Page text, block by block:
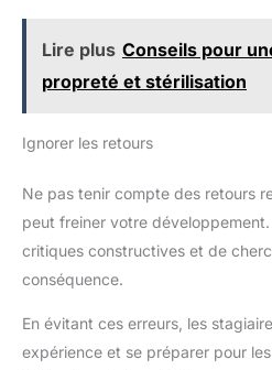
Lire plus Conseils pour
propreté et stérilisation
Ignorer les retours
Ne pas tenir compte des retours
peut freiner votre
critiques constructives et de
conséquence.
En évitant ces erreurs, les
expérience et se préparer pour